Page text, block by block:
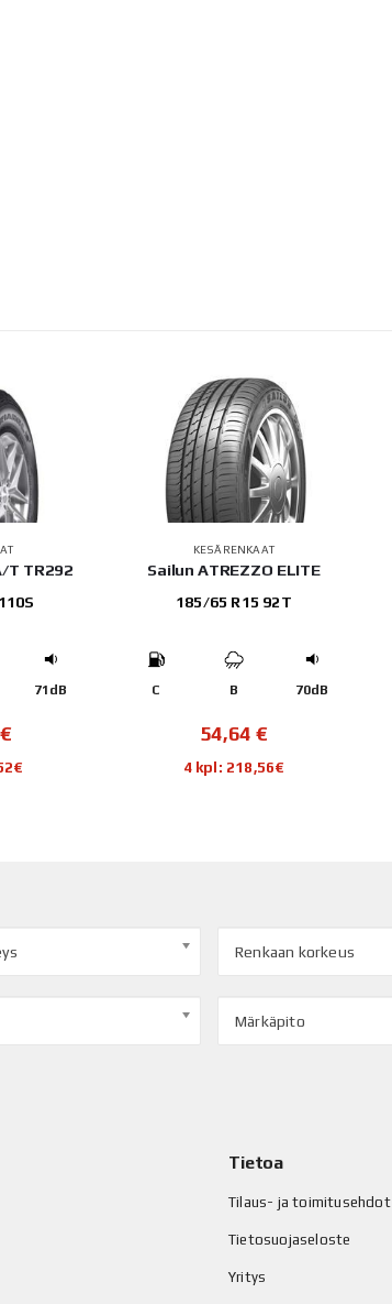
T TR292
71dB
€
KESÄRENKAAT
Sailun ATREZZO ELITE
185/65 R15 92T
C B 70dB
54,64 €
4 kpl: 218,56€
Renkaan korkeus
Märkäpito
Tietoa
Tilaus- ja toimitusehdot
Tietosuojaseloste
Yritys